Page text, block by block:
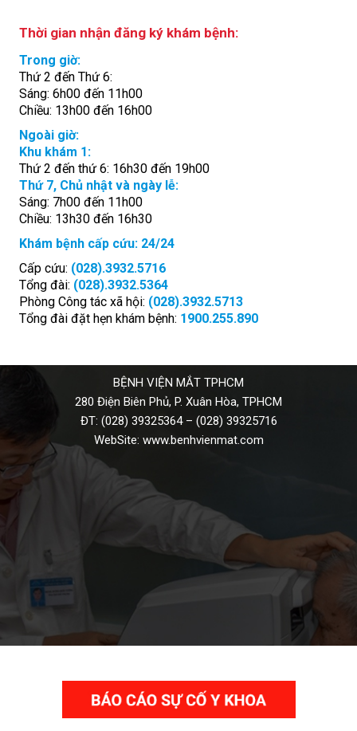
Thời gian nhận đăng ký khám bệnh:
Trong giờ:
Thứ 2 đến Thứ 6:
Sáng: 6h00 đến 11h00
Chiều: 13h00 đến 16h00
Ngoài giờ:
Khu khám 1:
Thứ 2 đến thứ 6: 16h30 đến 19h00
Thứ 7, Chủ nhật và ngày lễ:
Sáng: 7h00 đến 11h00
Chiều: 13h30 đến 16h30
Khám bệnh cấp cứu: 24/24
Cấp cứu: (028).3932.5716
Tổng đài: (028).3932.5364
Phòng Công tác xã hội: (028).3932.5713
Tổng đài đặt hẹn khám bệnh: 1900.255.890
BỆNH VIỆN MẮT TPHCM
280 Điện Biên Phủ, P. Xuân Hòa, TPHCM
ĐT: (028) 39325364– (028) 39325716
WebSite: www.benhvienmat.com